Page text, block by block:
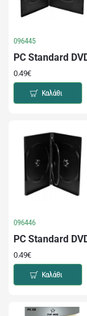
096445
PC Standard
0.49€
Καλάθι
096446
PC Standard
0.49€
Καλάθι